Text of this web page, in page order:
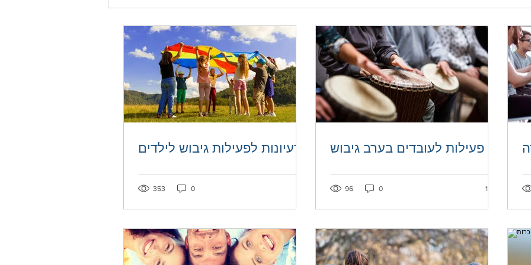
רעיונות לפעילות גיבוש לילדים
353 0 Post not marked as liked
פעילות לעובדים בערב גיבוש
96 0 1 like. Post
1